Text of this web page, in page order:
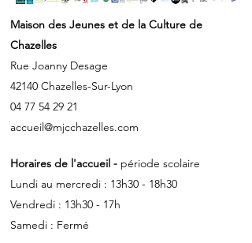
Maison des Jeunes et de la Culture de
Chazelles
Rue Joanny Desage
42140 Chazelles-Sur-Lyon
04 77 54 29 21
accueil@mjcchazelles.com
Horaires de l'accueil - période scolaire
Lundi au mercredi : 13h30 - 18h30
Vendredi : 13h30 - 17h
Samedi : Fermé